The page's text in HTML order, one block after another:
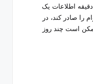
اطلاعات یک
را صادر کند، در
است چند روز